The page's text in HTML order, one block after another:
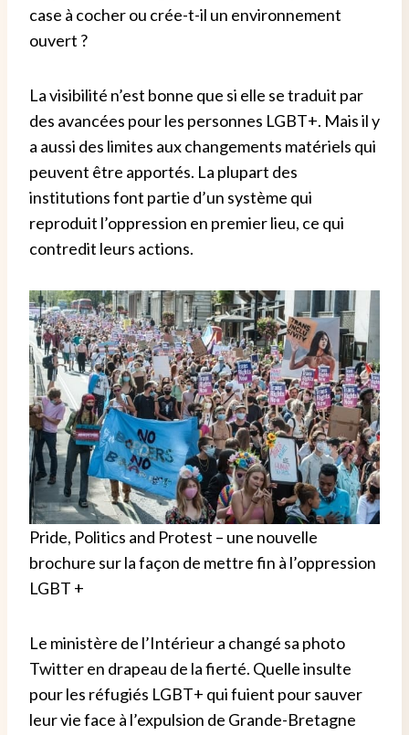
case à cocher ou crée-t-il un environnement
ouvert ?
La visibilité n’est bonne que si elle se traduit par
des avancées pour les personnes LGBT+. Mais il y
a aussi des limites aux changements matériels qui
peuvent être apportés. La plupart des
institutions font partie d’un système qui
reproduit l’oppression en premier lieu, ce qui
contredit leurs actions.
Pride, Politics and Protest – une nouvelle
brochure sur la façon de mettre fin à l’oppression
LGBT +
Le ministère de l’Intérieur a changé sa photo
Twitter en drapeau de la fierté. Quelle insulte
pour les réfugiés LGBT+ qui fuient pour sauver
leur vie face à l’expulsion de Grande-Bretagne